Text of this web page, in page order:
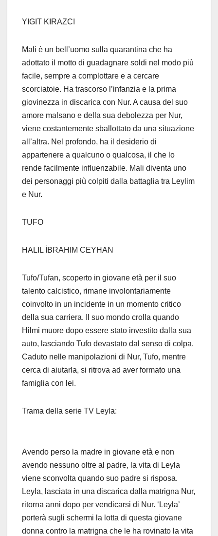
YIGIT KIRAZCI
Mali è un bell’uomo sulla quarantina che ha
adottato il motto di guadagnare soldi nel modo più
facile, sempre a complottare e a cercare
scorciatoie. Ha trascorso l’infanzia e la prima
giovinezza in discarica con Nur. A causa del suo
amore malsano e della sua debolezza per Nur,
viene costantemente sballottato da una situazione
all’altra. Nel profondo, ha il desiderio di
appartenere a qualcuno o qualcosa, il che lo
rende facilmente influenzabile. Mali diventa uno
dei personaggi più colpiti dalla battaglia tra Leylim
e Nur.
TUFO
HALIL İBRAHIM CEYHAN
Tufo/Tufan, scoperto in giovane età per il suo
talento calcistico, rimane involontariamente
coinvolto in un incidente in un momento critico
della sua carriera. Il suo mondo crolla quando
Hilmi muore dopo essere stato investito dalla sua
auto, lasciando Tufo devastato dal senso di colpa.
Caduto nelle manipolazioni di Nur, Tufo, mentre
cerca di aiutarla, si ritrova ad aver formato una
famiglia con lei.
Trama della serie TV Leyla:
Avendo perso la madre in giovane età e non
avendo nessuno oltre al padre, la vita di Leyla
viene sconvolta quando suo padre si risposa.
Leyla, lasciata in una discarica dalla matrigna Nur,
ritorna anni dopo per vendicarsi di Nur. ‘Leyla’
porterà sugli schermi la lotta di questa giovane
donna contro la matrigna che le ha rovinato la vita